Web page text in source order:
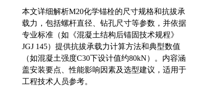
本文详细解析M20化学锚栓的尺寸规格和抗拔承
载力，包括螺杆直径、钻孔尺寸等参数，并依据
专业标准（如《混凝土结构后锚固技术规程》
JGJ 145）提供抗拔承载力计算方法和典型数值
（如混凝土强度C30下设计值约80kN）。内容涵
盖安装要点、性能影响因素及选型建议，适用于
工程技术人员参考。